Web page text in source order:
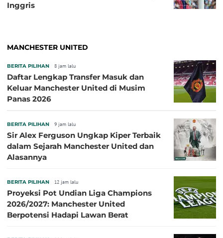
Inggris
MANCHESTER UNITED
BERITA PILIHAN 8 jam lalu
Daftar Lengkap Transfer Masuk dan
Keluar Manchester United di Musim
Panas 2026
BERITA PILIHAN 9 jam lalu
Sir Alex Ferguson Ungkap Kiper Terbaik
dalam Sejarah Manchester United dan
Alasannya
BERITA PILIHAN 12 jam lalu
Proyeksi Pot Undian Liga Champions
2026/2027: Manchester United
Berpotensi Hadapi Lawan Berat